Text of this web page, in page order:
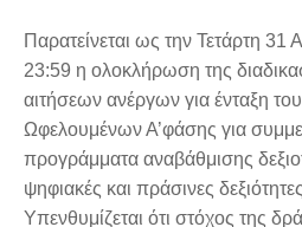
Παρατείνεται ως την Τετάρτη
23:59 η ολοκλήρωση της
αιτήσεων ανέργων για ένταξη
Ωφελουμένων Α’φάσης για
προγράμματα αναβάθμισης
ψηφιακές και πράσινες
Υπενθυμίζεται ότι στόχος της